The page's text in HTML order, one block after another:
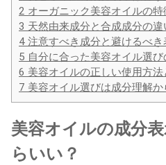
2 オーガニック美容オイルの
3 天然由来成分と合成成分の
4 注意すべき成分と避けるべき
5 自分に合った美容オイル選び
6 美容オイルの正しい使用方法
7 美容オイル選びは成分理解か
美容オイルの成分
らいい？